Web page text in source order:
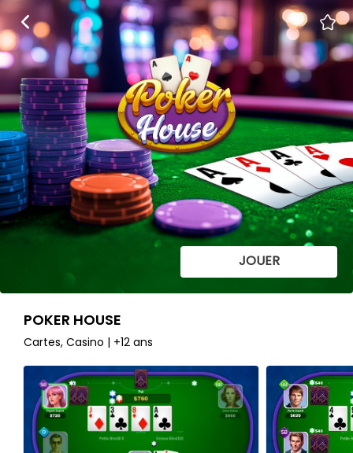
JOUER
POKER HOUSE
Cartes, Casino | +12 ans